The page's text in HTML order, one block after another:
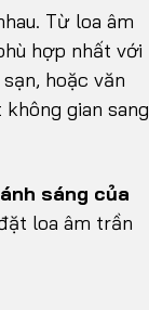
Từ loa âm
hợp nhất với
hoặc văn
gian sang
sáng của
loa âm trần